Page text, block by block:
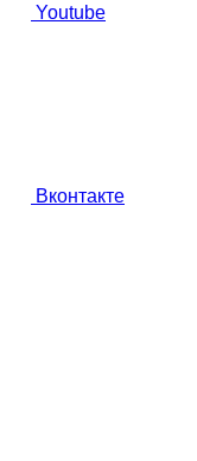
Youtube
Вконтакте